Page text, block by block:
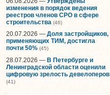
изменения в порядок ведения
реестров членов СРО в сфере
строительства (46)
20.07.2026 — Доля застройщиков,
применяющих ТИМ, достигла
почти 50% (45)
28.07.2026 — В Петербурге и
Ленинградской области оценили
цифровую зрелость девелоперов
(41)